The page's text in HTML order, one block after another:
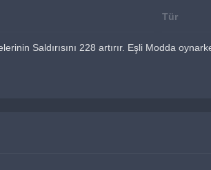
Tür
Saldırısını 228 artırır. Eşli Modda